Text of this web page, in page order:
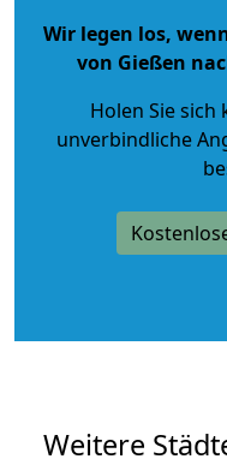
Wir legen los,
von Gießen
Holen Sie
unverbindliche
Weitere